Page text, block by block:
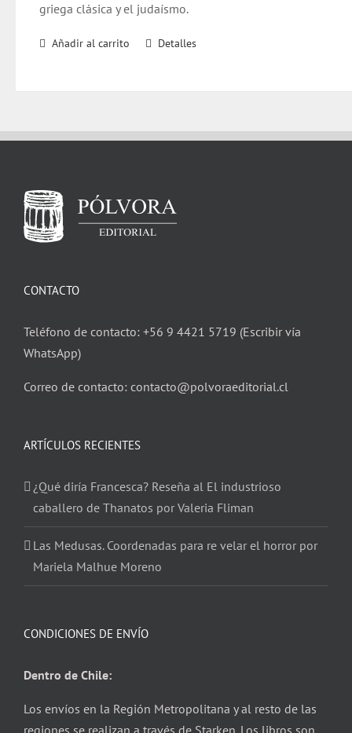
griega clásica y el judaísmo.
Añadir al carrito Detalles
CONTACTO
Teléfono de contacto: +56 9 4421 5719 (Escribir vía
WhatsApp)
Correo de contacto: contacto@polvoraeditorial.cl
ARTÍCULOS RECIENTES
¿Qué diría Francesca? Reseña al El industrioso
caballero de Thanatos por Valeria Fliman
Las Medusas. Coordenadas para re velar el horror por
Mariela Malhue Moreno
CONDICIONES DE ENVÍO
Dentro de Chile:
Los envíos en la Región Metropolitana y al resto de las
regiones se realizan a través de Starken. Los libros son